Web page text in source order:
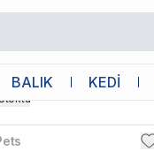
BALIK KEDİ